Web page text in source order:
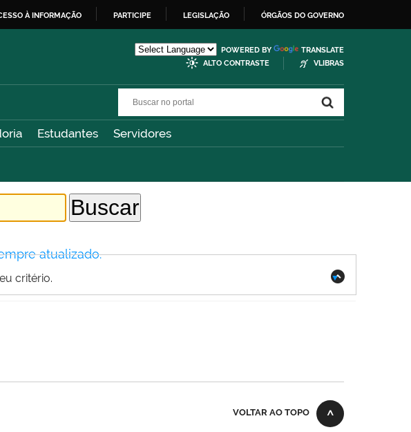
À INFORMAÇÃO PARTICIPE LEGISLAÇÃO ÓRGÃOS DO GOVERNO
POWERED BY
TRANSLATE
ALTO CONTRASTE
VLIBRAS
Estudantes Servidores
atualizado.
critério.
VOLTAR AO TOPO